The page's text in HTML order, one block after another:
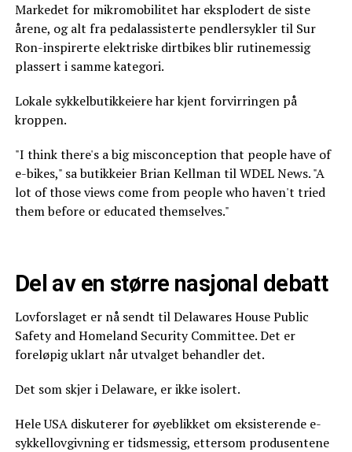
Markedet for mikromobilitet har eksplodert de siste
årene, og alt fra pedalassisterte pendlersykler til Sur
Ron-inspirerte elektriske dirtbikes blir rutinemessig
plassert i samme kategori.
Lokale sykkelbutikkeiere har kjent forvirringen på
kroppen.
"I think there's a big misconception that people have of
e-bikes," sa butikkeier Brian Kellman til WDEL News. "A
lot of those views come from people who haven't tried
them before or educated themselves."
Del av en større nasjonal debatt
Lovforslaget er nå sendt til Delawares House Public
Safety and Homeland Security Committee. Det er
foreløpig uklart når utvalget behandler det.
Det som skjer i Delaware, er ikke isolert.
Hele USA diskuterer for øyeblikket om eksisterende e-
sykkellovgivning er tidsmessig, ettersom produsentene